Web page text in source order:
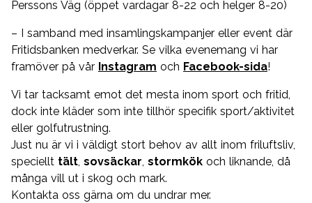
Perssons Väg (öppet vardagar 8-22 och helger 8-20)
– I samband med insamlingskampanjer eller event där
Fritidsbanken medverkar. Se vilka evenemang vi har
framöver på vår Instagram och Facebook-sida!
Vi tar tacksamt emot det mesta inom sport och fritid,
dock inte kläder som inte tillhör specifik sport/aktivitet
eller golfutrustning.
Just nu är vi i väldigt stort behov av allt inom friluftsliv,
speciellt tält, sovsäckar, stormkök och liknande, då
många vill ut i skog och mark.
Kontakta oss gärna om du undrar mer.